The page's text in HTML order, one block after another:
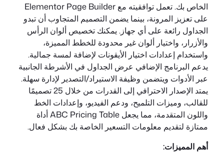
الخاص بك. تعمل توافقيته مع Elementor Page Builder
على تعزيز المرونة، بينما يضمن التصميم المتجاوب أن تبدو
الجداول رائعة على أي جهاز. يمكنك تخصيص ألوان الرأس
والأزرار، واختيار ألوان غير محدودة للخطط المميزة،
واستخدام إعدادات اختيار الأيقونات لإضافة لمسة جمالية.
يدعم البرنامج الإضافي عرض الجداول في الأشرطة الجانبية
عبر الأدوات ويتضمن وظيفة الاستيراد/التصدير لإدارة سهلة.
يمتد الإصدار الاحترافي إلى القدرات من خلال 25 تصميمًا
للقالب، وميزات التلميح، ودعم الفيديو، وإعدادات الخط
واللون المتقدمة، مما يجعل ABC Pricing Table أداة
ممتازة لتقديم معلومات التسعير الخاصة بك بشكل فعال.
أهم المميزات: